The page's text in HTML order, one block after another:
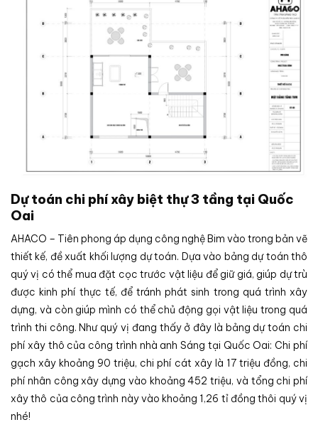
Dự toán chi phí xây biệt thự 3 tầng tại Quốc
Oai
AHACO – Tiên phong áp dụng công nghệ Bim vào trong bản vẽ
thiết kế, đề xuất khối lượng dự toán. Dựa vào bảng dự toán thô
quý vị có thể mua đặt cọc trước vật liệu để giữ giá, giúp dự trù
được kinh phí thực tế, để tránh phát sinh trong quá trình xây
dựng, và còn giúp mình có thể chủ động gọi vật liệu trong quá
trình thi công. Như quý vị đang thấy ở đây là bảng dự toán chi
phí xây thô của công trình nhà anh Sáng tại Quốc Oai: Chi phí
gạch xây khoảng 90 triệu, chi phí cát xây là 17 triệu đồng, chi
phí nhân công xây dựng vào khoảng 452 triệu, và tổng chi phí
xây thô của công trình này vào khoảng 1,26 tỉ đồng thôi quý vị
nhé!